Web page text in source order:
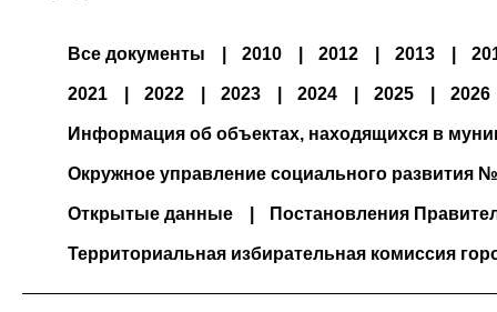
Все документы 2010 2012 2013
2021 2022 2023 2024 2025 2026
Информация об объектах, находящихся в
Окружное управление социального развития
Открытые данные Постановления
Территориальная избирательная комиссия